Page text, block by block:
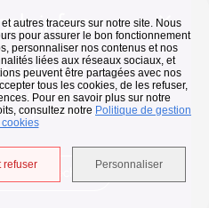
autres traceurs sur notre site. Nous
pour assurer le bon fonctionnement
personnaliser nos contenus et nos
liées aux réseaux sociaux, et
peuvent être partagées avec nos
tous les cookies, de les refuser,
Pour en savoir plus sur notre
consultez notre Politique de gestion
refuser Personnaliser
infos
déchets
le passage de nos camions
jusqu'au 14 août.
l'univers déchets
aux périodes de fortes